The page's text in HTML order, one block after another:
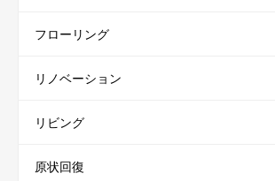
フローリング
リノベーション
リビング
原状回復